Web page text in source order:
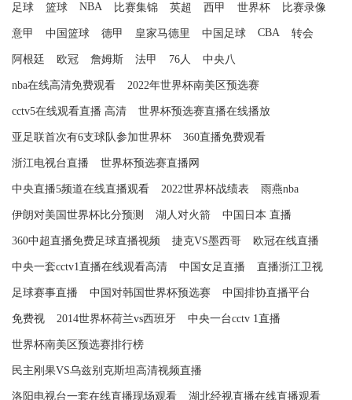
足球 篮球 NBA 比赛集锦 英超 西甲 世界杯 比赛录像
意甲 中国篮球 德甲 皇家马德里 中国足球 CBA 转会
阿根廷 欧冠 詹姆斯 法甲 76人 中央八
nba在线高清免费观看 2022年世界杯南美区预选赛
cctv5在线观看直播 高清 世界杯预选赛直播在线播放
亚足联首次有6支球队参加世界杯 360直播免费观看
浙江电视台直播 世界杯预选赛直播网
中央直播5频道在线直播观看 2022世界杯战绩表 雨燕nba
伊朗对美国世界杯比分预测 湖人对火箭 中国日本 直播
360中超直播免费足球直播视频 捷克VS墨西哥 欧冠在线直播
中央一套cctv1直播在线观看高清 中国女足直播 直播浙江卫视
足球赛事直播 中国对韩国世界杯预选赛 中国排协直播平台
免费视 2014世界杯荷兰vs西班牙 中央一台cctv 1直播
世界杯南美区预选赛排行榜
民主刚果VS乌兹别克斯坦高清视频直播
洛阳电视台一套在线直播现场观看 湖北经视直播在线直播观看